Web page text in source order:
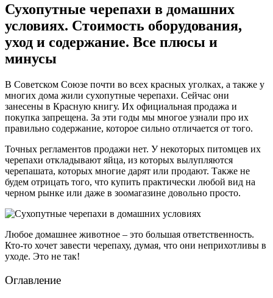
Сухопутные черепахи в домашних
условиях. Стоимость оборудования,
уход и содержание. Все плюсы и
минусы
В Советском Союзе почти во всех красных уголках, а также у
многих дома жили сухопутные черепахи. Сейчас они
занесены в Красную книгу. Их официальная продажа и
покупка запрещена. За эти годы мы многое узнали про их
правильно содержание, которое сильно отличается от того.
Точных регламентов продажи нет. У некоторых питомцев их
черепахи откладывают яйца, из которых вылупляются
черепашата, которых многие дарят или продают. Также не
будем отрицать того, что купить практически любой вид на
черном рынке или даже в зоомагазине довольно просто.
Любое домашнее животное – это большая ответственность.
Кто-то хочет завести черепаху, думая, что они неприхотливы в
уходе. Это не так!
Оглавление